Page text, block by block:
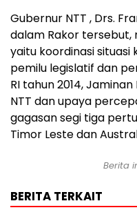
Gubernur NTT , Drs.
dalam Rakor
yaitu koordinasi
pemilu legislatif dan
RI tahun 2014,
NTT dan upaya
gagasan segi tiga
Timor Leste dan
Berita
BERITA TERKAIT